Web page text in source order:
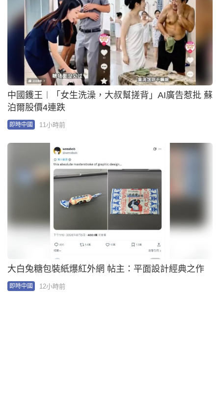
即時中國 12小時前
比亞迪高速公路飛脫後擋風玻璃 湖北車主中招「大
銀幕」破碎險釀禍︱有片
13小時前